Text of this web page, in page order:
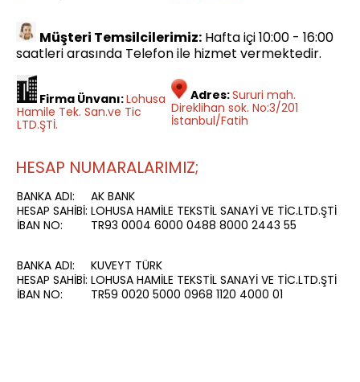
Müşteri Temsilcilerimiz:Hafta içi 10:00 - 16:00
saatleri arasında Telefon ile hizmet vermektedir.
Firma Ünvanı:Lohusa
Hamile Tek. San.ve Tic
LTD.ŞTİ.
Adres:Sururi mah.
Direklihan sok. No:3/201
İstanbul/Fatih
HESAP NUMARALARIMIZ;
BANKA ADI:
AK BANK
HESAP SAHİBİ: LOHUSA HAMİLE TEKSTİL SANAYİ VE TİC.LTD.ŞTİ
İBAN NO:
TR93 0004 6000 0488 8000 2443 55
BANKA ADI:
KUVEYT TÜRK
HESAP SAHİBİ: LOHUSA HAMİLE TEKSTİL SANAYİ VE TİC.LTD.ŞTİ
İBAN NO:
TR59 0020 5000 0968 1120 4000 01